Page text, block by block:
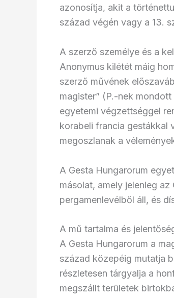
azonosítja, akit a
század végén vagy a 13.
A szerző személye és a
Anonymus kilétét máig
szerző művének
magister” (P.-nek
egyetemi végzettséggel
korabeli francia gestákkal
megoszlanak a
A Gesta Hungarorum
másolat, amely jelenleg
pergamenlevélből áll, és
A mű tartalma és
A Gesta Hungarorum a
század közepéig mutatja
részletesen tárgyalja a
megszállt területek